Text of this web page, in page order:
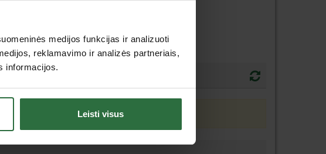
medijos funkcijas ir analizuoti
reklamavimo ir analizės partneriais,
informacijos.
Leisti visus